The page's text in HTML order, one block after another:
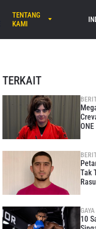
TENTANG
KAMI
TERKAIT
Tak
10